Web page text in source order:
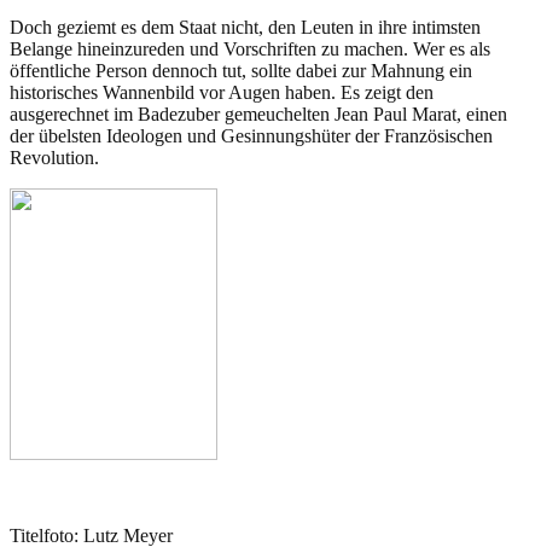
Doch geziemt es dem Staat nicht, den Leuten in ihre intimsten
Belange hineinzureden und Vorschriften zu machen. Wer es als
öffentliche Person dennoch tut, sollte dabei zur Mahnung ein
historisches Wannenbild vor Augen haben. Es zeigt den
ausgerechnet im Badezuber gemeuchelten Jean Paul Marat, einen
der übelsten Ideologen und Gesinnungshüter der Französischen
Revolution.
Titelfoto: Lutz Meyer